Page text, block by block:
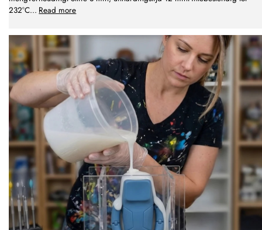
232°C... Read more